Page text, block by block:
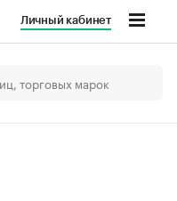
Личный кабинет